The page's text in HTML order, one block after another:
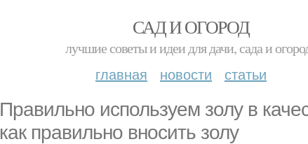
САД И ОГОРОД
лучшие советы и идеи для дачи, сада и
главная новости статьи
Правильно используем золу в
как правильно вносить золу